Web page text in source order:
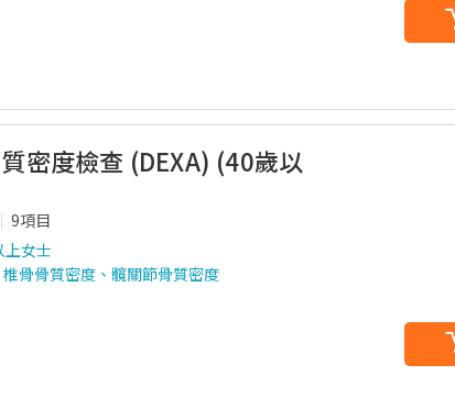
密度檢查 (DEXA) (40歲以
9項目
上女士
骨骨質密度、髖關節骨質密度